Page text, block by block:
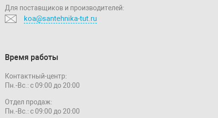
Для поставщиков и производителей:
koa@santehnika-tut.ru
Время работы
Контактный-центр:
Пн.-Вс.: с 09:00 до 20:00
Отдел продаж:
Пн.-Вс.: с 09:00 до 20:00